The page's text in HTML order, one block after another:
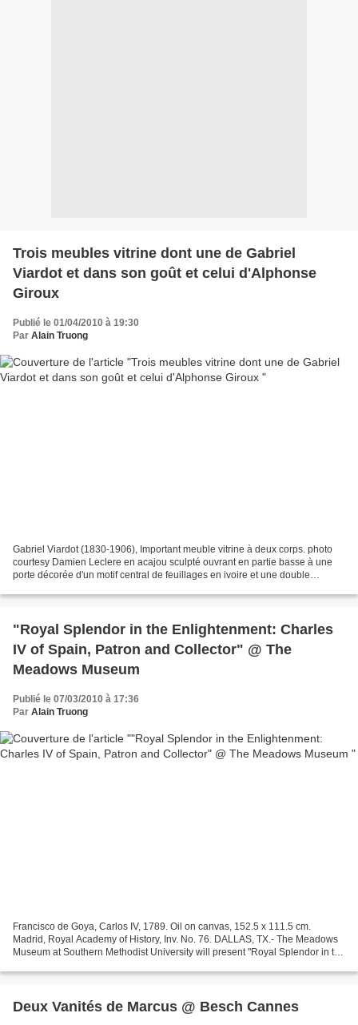
Trois meubles vitrine dont une de Gabriel
Viardot et dans son goût et celui d'Alphonse
Giroux
Publié le 01/04/2010 à 19:30
Par Alain Truong
Gabriel Viardot (1830-1906), Important meuble vitrine à deux corps. photo
courtesy Damien Leclere en acajou sculpté ouvrant en partie basse à une
porte décorée d'un motif central de feuillages en ivoire et une double
"Royal Splendor in the Enlightenment: Charles
IV of Spain, Patron and Collector" @ The
Meadows Museum
Publié le 07/03/2010 à 17:36
Par Alain Truong
Francisco de Goya, Carlos IV, 1789. Oil on canvas, 152.5 x 111.5 cm.
Madrid, Royal Academy of History, Inv. No. 76. DALLAS, TX.- The Meadows
Museum at Southern Methodist University will present "Royal Splendor in the
Deux Vanités de Marcus @ Besch Cannes